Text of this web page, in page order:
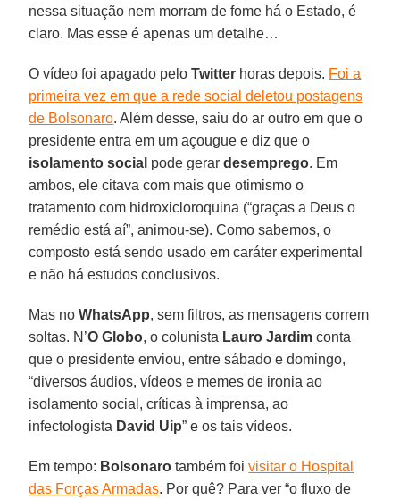
nessa situação nem morram de fome há o Estado, é
claro. Mas esse é apenas um detalhe…
O vídeo foi apagado peloTwitter horas depois. Foi a
primeira vez em que a rede social deletou postagens
de Bolsonaro. Além desse, saiu do ar outro em que o
presidente entra em um açougue e diz que o
isolamento social pode gerardesemprego. Em
ambos, ele citava com mais que otimismo o
tratamento com hidroxicloroquina (“graças a Deus o
remédio está aí”, animou-se). Como sabemos, o
composto está sendo usado em caráter experimental
e não há estudos conclusivos.
Mas noWhatsApp, sem filtros, as mensagens correm
soltas. N’O Globo, o colunista Lauro Jardim conta
que o presidente enviou, entre sábado e domingo,
“diversos áudios, vídeos e memes de ironia ao
isolamento social, críticas à imprensa, ao
infectologista David Uip” e os tais vídeos.
Em tempo: Bolsonaro também foivisitar o Hospital
das Forças Armadas. Por quê? Para ver “o fluxo de